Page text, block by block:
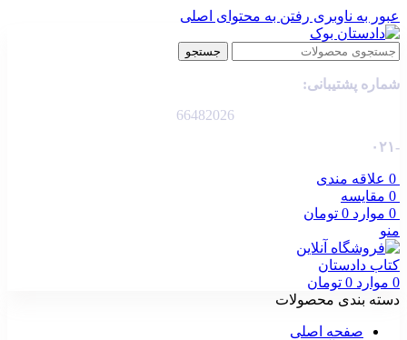
عبور به ناوبری رفتن به محتوای اصلی
جستجو
شماره پشتیبانی:
66482026
-۰۲۱
0 علاقه مندی
0 مقایسه
0 موارد 0 تومان
منو
0 موارد 0 تومان
دسته بندی محصولات
صفحه اصلی